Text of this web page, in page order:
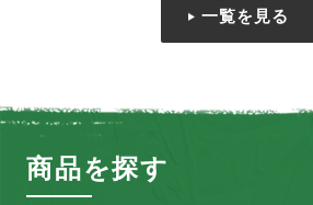
一覧を見る
商品を探す